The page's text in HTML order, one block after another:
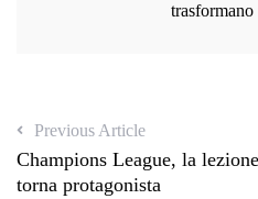
trasformano
Previous Article
Champions League, la
torna protagonista